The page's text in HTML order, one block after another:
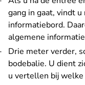
gang in gaat, vindt
informatiebord.
algemene
Drie meter verder,
bodebalie. U dient
u vertellen bij